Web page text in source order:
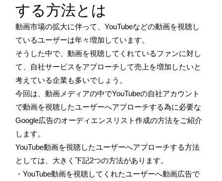
する方法とは
動画市場の拡大に伴って、YouTubeなどの動画を視聴し
ているユーザーは年々増加しています。
そうした中で、動画を視聴してくれているファンに対し
て、自社サービスをアプローチして売上を増加したいと
考えている企業も多いでしょう。
今回は、動画メディアの中でYouTubeの自社アカウント
で動画を視聴したユーザーへアプローチする為に必要な
Google広告のオーディエンスリスト作成の方法をご紹介
します。
YouTube動画を視聴したユーザーへアプローチする方法
としては、大きく下記2つの方法があります。
・YouTube動画を視聴してくれたユーザーへ動画広告で